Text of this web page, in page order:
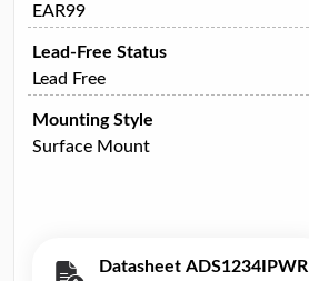
EAR99
Lead-Free Status
Lead Free
Mounting Style
Surface Mount
Datasheet ADS1234IPWR